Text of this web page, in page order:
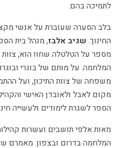
לתמיכה בהם.
בלב הסערה שעוברת על אנשי
החינוך. שגיב אלבז, מנהל בית
מספר על הטלטלה שחוו הוא, צוות
המלחמה. על מותם של בוגרי
משפחה של צוות התיכון, ועל
מקום לאבל ולאובדן האישי
הספר לשגרת לימודים ולעשייה
מאות אלפי תושבים ועשרות
המלחמה בדרום ובצפון. מאמרם